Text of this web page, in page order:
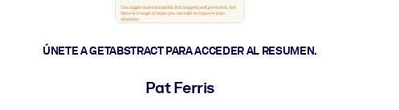
ÚNETE A GETABSTRACT PARA ACCEDER AL RESUMEN.
Pat Ferris